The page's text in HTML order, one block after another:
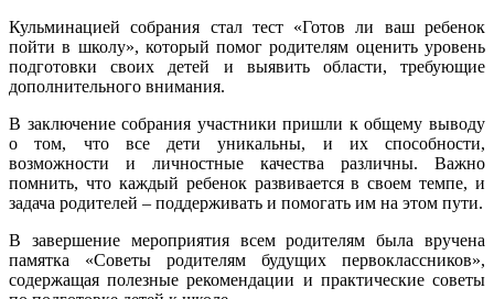
Кульминацией собрания стал тест «Готов ли ваш ребенок
пойти в школу», который помог родителям оценить уровень
подготовки своих детей и выявить области, требующие
дополнительного внимания.
В заключение собрания участники пришли к общему выводу
о том, что все дети уникальны, и их способности,
возможности и личностные качества различны. Важно
помнить, что каждый ребенок развивается в своем темпе, и
задача родителей – поддерживать и помогать им на этом пути.
В завершение мероприятия всем родителям была вручена
памятка «Советы родителям будущих первоклассников»,
содержащая полезные рекомендации и практические советы